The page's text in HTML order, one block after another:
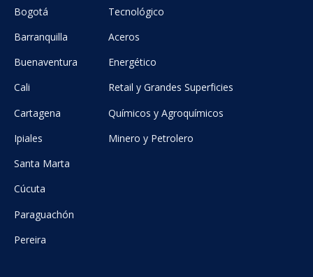
Bogotá
Barranquilla
Buenaventura
Cali
Cartagena
Ipiales
Santa Marta
Cúcuta
Paraguachón
Pereira
Tecnológico
Aceros
Energético
Retail y Grandes Superficies
Químicos y Agroquímicos
Minero y Petrolero